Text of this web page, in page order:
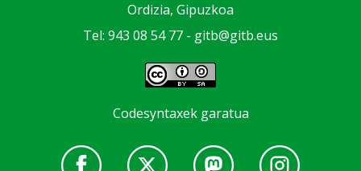
Ordizia, Gipuzkoa
Tel: 943 08 54 77 - gitb@gitb.eus
Codesyntaxek garatua